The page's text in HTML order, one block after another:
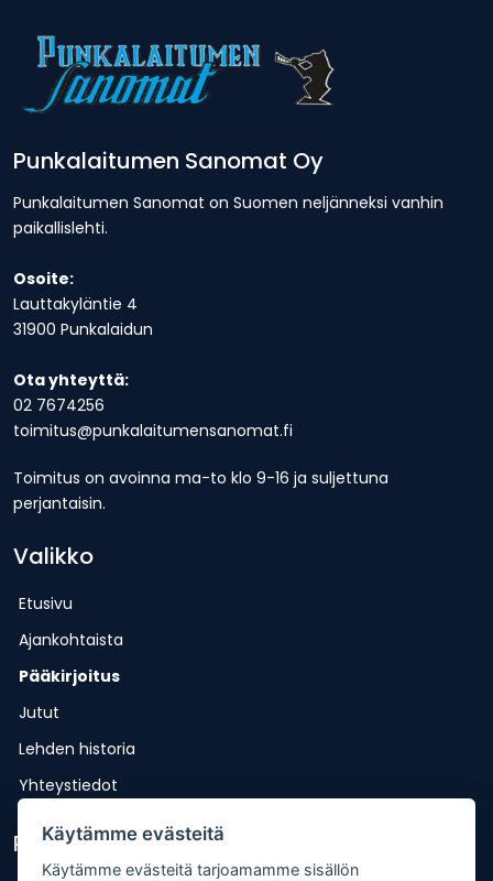
Punkalaitumen Sanomat Oy
Punkalaitumen Sanomat on Suomen neljänneksi vanhin
paikallislehti.
Osoite:
Lauttakyläntie 4
31900 Punkalaidun
Ota yhteyttä:
02 7674256
toimitus@punkalaitumensanomat.fi
Toimitus on avoinna ma-to klo 9-16 ja suljettuna
perjantaisin.
Valikko
Etusivu
Ajankohtaista
Pääkirjoitus
Jutut
Lehden historia
Yhteystiedot
Pikalinkit
Käytämme evästeitä
Käytämme evästeitä tarjoamamme sisällön